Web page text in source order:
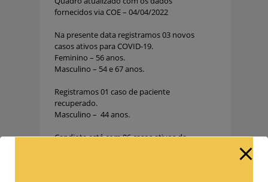
fornecidos via COE – 04/04/2022
Na presente data registramos 03 novos
casos ativos para COVID-19.
Feminino – 56 anos.
Masculino – 54 e 67 anos.
Registramos 01 caso de paciente
recuperado.
Masculino – 44 anos.
Candiota está com 06 casos ativos da